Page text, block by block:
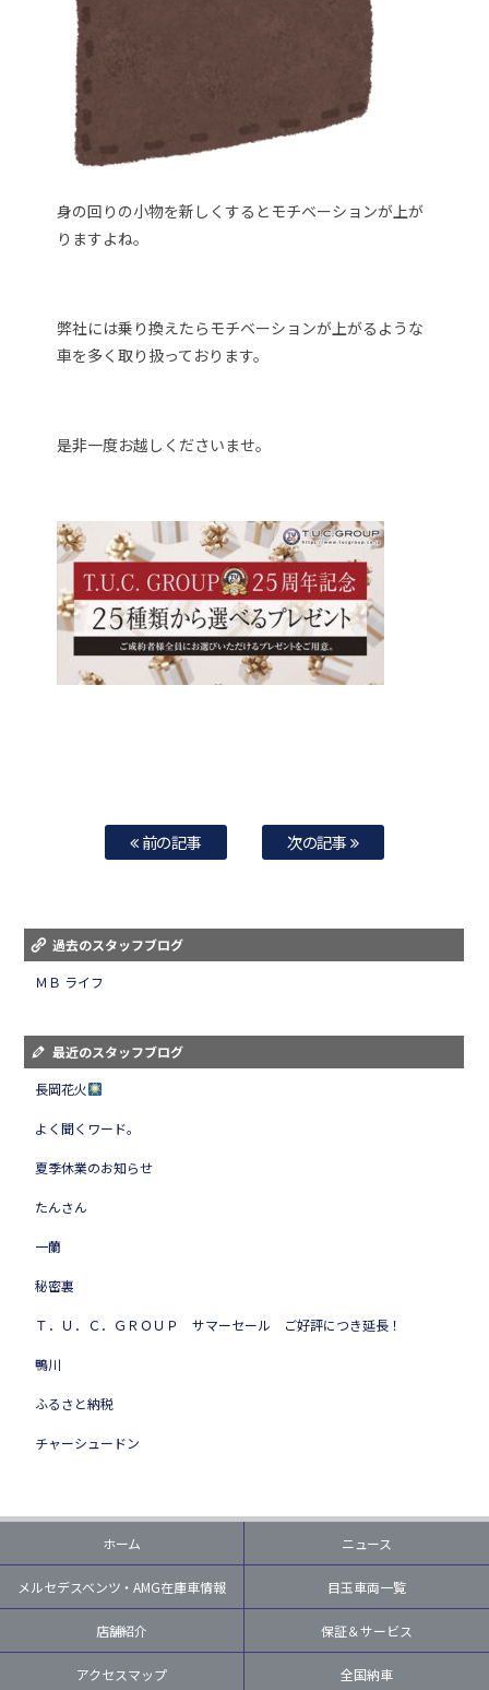
身の回りの小物を新しくするとモチベーションが上が
りますよね。
弊社には乗り換えたらモチベーションが上がるような
車を多く取り扱っております。
是非一度お越しくださいませ。
前の記事 次の記事
過去のスタッフブログ
ＭＢ ライフ
最近のスタッフブログ
長岡花火
よく聞くワード。
夏季休業のお知らせ
たんさん
一蘭
秘密裏
Ｔ．Ｕ．Ｃ．ＧＲＯＵＰ サマーセール ご好評につき延長！
鴨川
ふるさと納税
チャーシュードン
ホーム ニュース
メルセデスベンツ・AMG在庫車情報 目玉車両一覧
店舗紹介 保証＆サービス
アクセスマップ 全国納車